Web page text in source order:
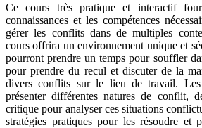
Ce cours très pratique et interactif
connaissances et les compétences
gérer les conflits dans de multiples
cours offrira un environnement unique et
pourront prendre un temps pour souffler
pour prendre du recul et discuter de la
divers conflits sur le lieu de travail. Les
présenter différentes natures de conflit,
critique pour analyser ces situations
stratégies pratiques pour les résoudre et